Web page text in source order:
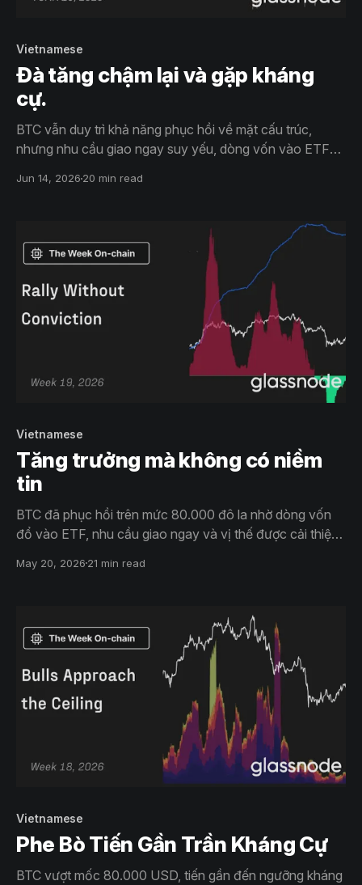
Vietnamese
Đà tăng chậm lại và gặp kháng
cự.
BTC vẫn duy trì khả năng phục hồi về mặt cấu trúc,
nhưng nhu cầu giao ngay suy yếu, dòng vốn vào ETF
tăng giá đang hạ nhiệt ngầm.
Jun 14, 2026 20 min read
Vietnamese
Tăng trưởng mà không có niềm
tin
BTC đã phục hồi trên mức 80.000 đô la nhờ dòng vốn
đổ vào ETF, nhu cầu giao ngay và vị thế được cải thiện.
mức 86.000 đô la khiến niềm tin vào BTC vẫn thấp hơn
May 20, 2026 21 min read
Vietnamese
Phe Bò Tiến Gần Trần Kháng Cự
BTC vượt mốc 80.000 USD, tiến gần đến ngưỡng kháng